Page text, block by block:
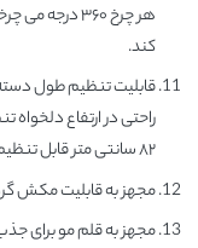
هر چرخ ۳۶۰
کند.
قابلیت تنظیم طول
۸۲ سانتی متر قابل تنظیم است. طول شلنگ آن نیز ۱۵۰ سانتی متر است.
مجهز به قابلیت مکش
مجهز به قلم مو برای